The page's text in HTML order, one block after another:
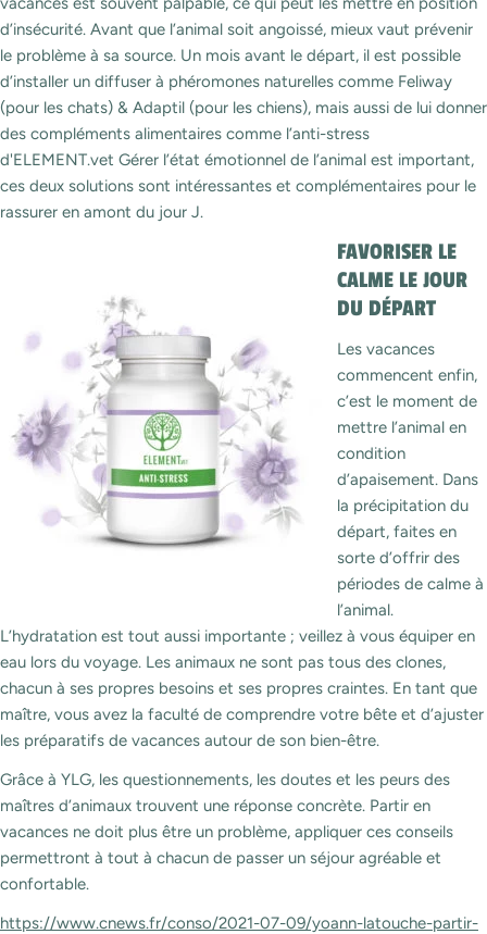
d’insécurité. Avant que l’animal soit angoissé, mieux vaut prévenir
le problème à sa source. Un mois avant le départ, il est possible
d’installer un diffuser à phéromones naturelles comme Feliway
(pour les chats) & Adaptil (pour les chiens), mais aussi de lui donner
des compléments alimentaires comme l’anti-stress
d'ELEMENT.vet Gérer l’état émotionnel de l’animal est important,
ces deux solutions sont intéressantes et complémentaires pour le
rassurer en amont du jour J.
FAVORISER LE
CALME LE JOUR
DU DÉPART
Les vacances
commencent enfin,
c’est le moment de
mettre l’animal en
condition
d’apaisement. Dans
la précipitation du
départ, faites en
sorte d’offrir des
périodes de calme à
l’animal.
L’hydratation est tout aussi importante ; veillez à vous équiper en
eau lors du voyage. Les animaux ne sont pas tous des clones,
chacun à ses propres besoins et ses propres craintes. En tant que
maître, vous avez la faculté de comprendre votre bête et d’ajuster
les préparatifs de vacances autour de son bien-être.
Grâce à YLG, les questionnements, les doutes et les peurs des
maîtres d’animaux trouvent une réponse concrète. Partir en
vacances ne doit plus être un problème, appliquer ces conseils
permettront à tout à chacun de passer un séjour agréable et
confortable.
https://www.cnews.fr/conso/2021-07-09/yoann-latouche-partir-